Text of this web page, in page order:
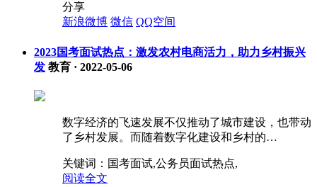
分享
新浪微博 微信 QQ空间
2023国考面试热点：激发农村电商活力，助力乡村振兴
发 教育 · 2022-05-06
数字经济的飞速发展不仅推动了城市建设，也带动
了乡村发展。而随着数字化建设和乡村的…
关键词： 国考面试,公务员面试热点,
阅读全文